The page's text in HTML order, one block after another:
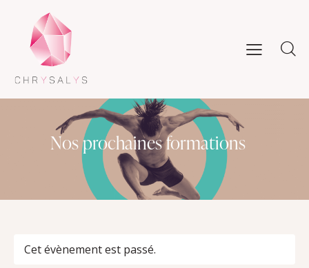
Nos prochaines formations
Cet évènement est passé.